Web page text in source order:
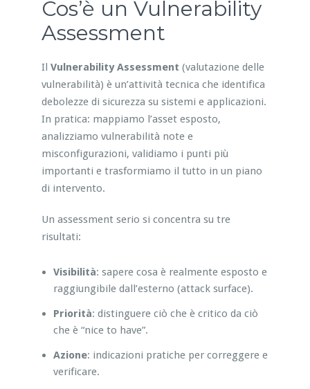
Cos’è un Vulnerability
Assessment
Il Vulnerability Assessment (valutazione delle
vulnerabilità) è un’attività tecnica che identifica
debolezze di sicurezza su sistemi e applicazioni.
In pratica: mappiamo l’asset esposto,
analizziamo vulnerabilità note e
misconfigurazioni, validiamo i punti più
importanti e trasformiamo il tutto in un piano
di intervento.
Un assessment serio si concentra su tre
risultati:
Visibilità: sapere cosa è realmente esposto e
raggiungibile dall’esterno (attack surface).
Priorità: distinguere ciò che è critico da ciò
che è “nice to have”.
Azione: indicazioni pratiche per correggere e
verificare.